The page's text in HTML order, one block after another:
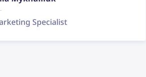
Specialist